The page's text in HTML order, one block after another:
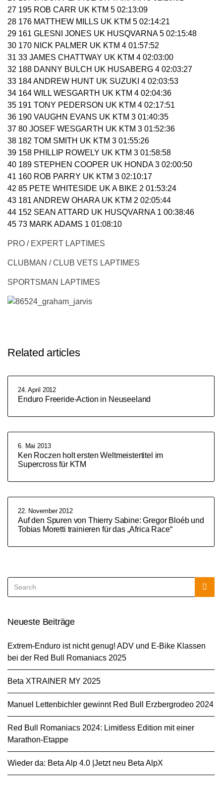
27 195 ROB CARR UK KTM 5 02:13:09
28 176 MATTHEW MILLS UK KTM 5 02:14:21
29 161 GLESNI JONES UK HUSQVARNA 5 02:15:48
30 170 NICK PALMER UK KTM 4 01:57:52
31 33 JAMES CHATTWAY UK KTM 4 02:03:00
32 188 DANNY BULCH UK HUSABERG 4 02:03:27
33 184 ANDREW HUNT UK SUZUKI 4 02:03:53
34 164 WILL WESGARTH UK KTM 4 02:04:36
35 191 TONY PEDERSON UK KTM 4 02:17:51
36 190 VAUGHN EVANS UK KTM 3 01:40:35
37 80 JOSEF WESGARTH UK KTM 3 01:52:36
38 182 TOM SMITH UK KTM 3 01:55:26
39 158 PHILLIP ROWELY UK KTM 3 01:58:58
40 189 STEPHEN COOPER UK HONDA 3 02:00:50
41 160 ROB PARRY UK KTM 3 02:10:17
42 85 PETE WHITESIDE UK A BIKE 2 01:53:24
43 181 ANDREW OHARA UK KTM 2 02:05:44
44 152 SEAN ATTARD UK HUSQVARNA 1 00:38:46
45 73 MARK ADAMS 1 01:08:10
PRO / EXPERT LAPTIMES
CLUBMAN / CLUB VETS LAPTIMES
SPORTSMAN LAPTIMES
Related articles
24. April 2012
Enduro Freeride-Action in Neuseeland
6. Mai 2013
Ken Roczen holt ersten Weltmeistertitel im
Supercross für KTM
22. November 2012
Auf den Spuren von Thierry Sabine: Gregor Bloéb und
Tobias Moretti trainieren für das „Africa Race“
for:
Neueste Beiträge
Extrem-Enduro ist nicht genug! ADV und E-Bike Klassen
bei der Red Bull Romaniacs 2025
Beta XTRAINER MY 2025
Manuel Lettenbichler gewinnt Red Bull Erzbergrodeo 2024
Red Bull Romaniacs 2024: Limitless Edition mit einer
Marathon-Etappe
Wieder da: Beta Alp 4.0 |Jetzt neu Beta AlpX